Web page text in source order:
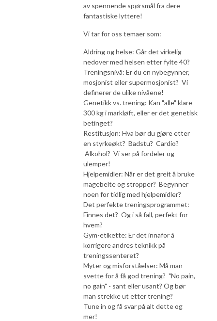
av spennende spørsmål fra dere
fantastiske lyttere!
Vi tar for oss temaer som:
Aldring og helse: Går det virkelig
nedover med helsen etter fylte 40?
Treningsnivå: Er du en nybegynner,
mosjonist eller supermosjonist? Vi
definerer de ulike nivåene!
Genetikk vs. trening: Kan "alle" klare
300 kg i markløft, eller er det genetisk
betinget?
Restitusjon: Hva bør du gjøre etter
en styrkeøkt? Badstu? Cardio?
Alkohol? Vi ser på fordeler og
ulemper!
Hjelpemidler: Når er det greit å bruke
magebelte og stropper? Begynner
noen for tidlig med hjelpemidler?
Det perfekte treningsprogrammet:
Finnes det? Og i så fall, perfekt for
hvem?
Gym-etikette: Er det innafor å
korrigere andres teknikk på
treningssenteret?
Myter og misforståelser: Må man
svette for å få god trening? "No pain,
no gain" - sant eller usant? Og bør
man strekke ut etter trening?
Tune in og få svar på alt dette og
mer!